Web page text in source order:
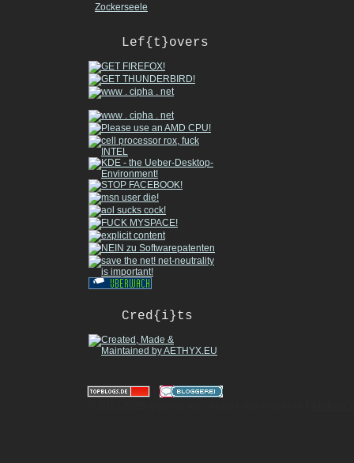
Zockerseele
Lef{t}overs
Cred{i}ts